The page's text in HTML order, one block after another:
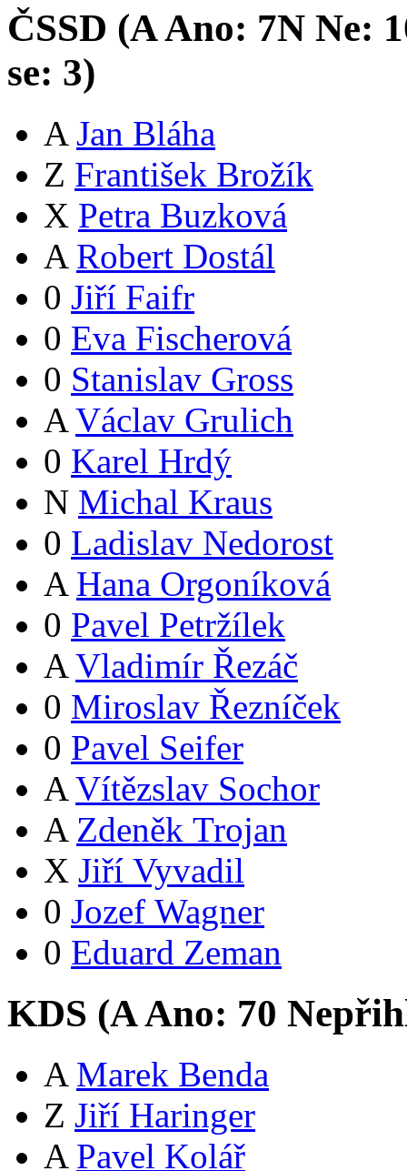
ČSSD (AAno: 7N Ne: 1
se: 3)
A Jan Bláha
Z František Brožík
X Petra Buzková
A Robert Dostál
0 Jiří Faifr
0 Eva Fischerová
0 Stanislav Gross
A Václav Grulich
0 Karel Hrdý
N Michal Kraus
0 Ladislav Nedorost
A Hana Orgoníková
0 Pavel Petržílek
A Vladimír Řezáč
0 Miroslav Řezníček
0 Pavel Seifer
A Vítězslav Sochor
A Zdeněk Trojan
X Jiří Vyvadil
0 Jozef Wagner
0 Eduard Zeman
KDS (AAno: 70
A Marek Benda
Z Jiří Haringer
A Pavel Kolář